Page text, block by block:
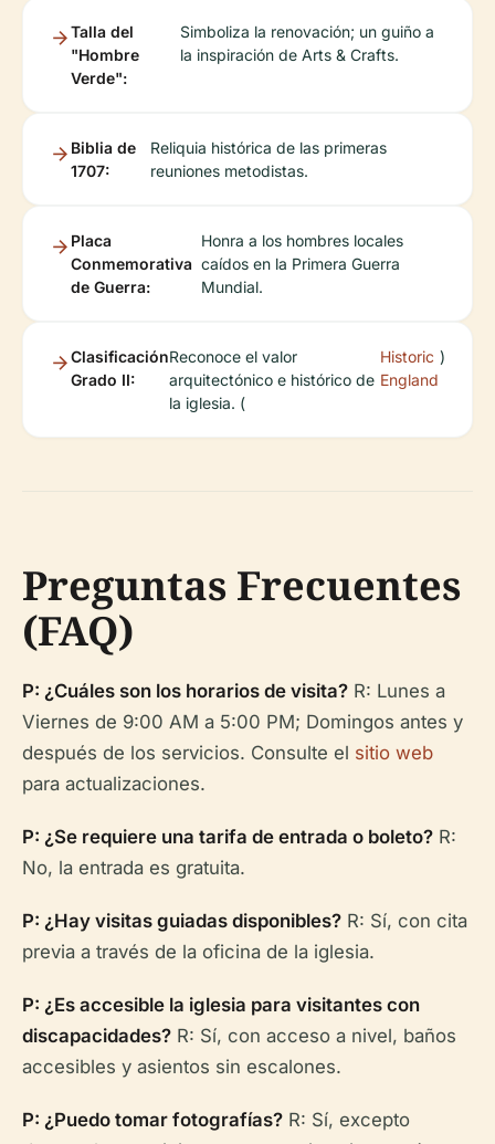
Talla del
"Hombre
Verde":
Simboliza la renovación; un guiño a
la inspiración de Arts & Crafts.
Biblia de
1707:
Reliquia histórica de las primeras
reuniones metodistas.
Placa
Conmemorativa
de Guerra:
Honra a los hombres locales
caídos en la Primera Guerra
Mundial.
Clasificación
Grado II:
Reconoce el valor
arquitectónico e histórico de
la iglesia. (
Historic
England
)
Preguntas Frecuentes
(FAQ)
P: ¿Cuáles son los horarios de visita? R: Lunes a
Viernes de 9:00 AM a 5:00 PM; Domingos antes y
después de los servicios. Consulte el sitio web
para actualizaciones.
P: ¿Se requiere una tarifa de entrada o boleto? R:
No, la entrada es gratuita.
P: ¿Hay visitas guiadas disponibles? R: Sí, con cita
previa a través de la oficina de la iglesia.
P: ¿Es accesible la iglesia para visitantes con
discapacidades? R: Sí, con acceso a nivel, baños
accesibles y asientos sin escalones.
P: ¿Puedo tomar fotografías? R: Sí, excepto